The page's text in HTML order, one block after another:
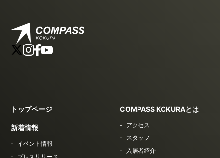
トップページ
新着情報
イベント情報
プレスリリース
COMPASS KOKURAとは
アクセス
スタッフ
入居者紹介